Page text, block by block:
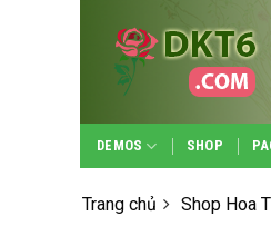
content
DEMOS SHOP
Trang chủ Shop Hoa